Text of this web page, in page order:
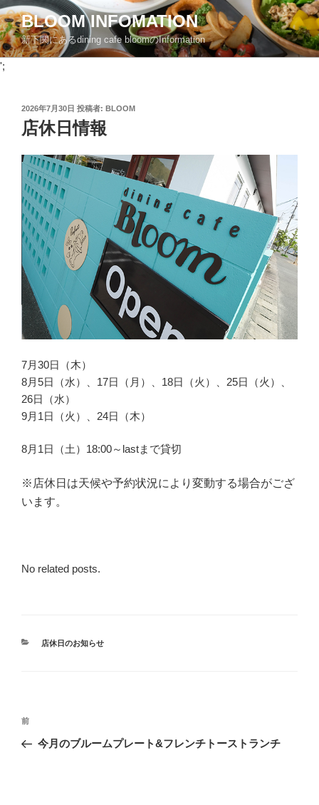
コ
ン
テ
ン
BLOOM INFOMATION
新下関にあるdining cafe bloomのInformation
';
投
稿
日:
2026年7月30日 投稿者: BLOOM
店休日情報
7月30日（木）
8月5日（水）、17日（月）、18日（火）、25日（火）、
26日（水）
9月1日（火）、24日（木）
8月1日（土）18:00～lastまで貸切
※店休日は天候や予約状況により変動する場合がござ
います。
No related posts.
カ
店休日のお知らせ
投
過
去
前
今月のブルームプレート&フレンチトーストランチ